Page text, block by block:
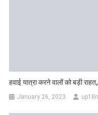
हवाई यात्रा करने वालों को बड़ी
January 26, 2023